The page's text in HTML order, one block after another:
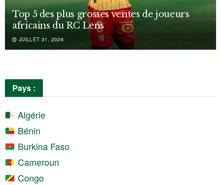
Top 5 des plus grosses ventes de joueurs
africains du RC Lens
JUILLET 31, 2026
Pays :
Algérie
Bénin
Burkina Faso
Cameroun
Congo